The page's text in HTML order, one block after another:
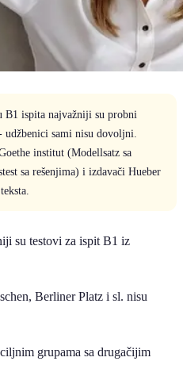
B1 ispita najvažniji su probni
sami nisu dovoljni.
institut (Modellsatz sa
sa rešenjima) i izdavači Hueber
su testovi za ispit B1 iz
Berliner Platz i sl. nisu
grupama sa drugačijim